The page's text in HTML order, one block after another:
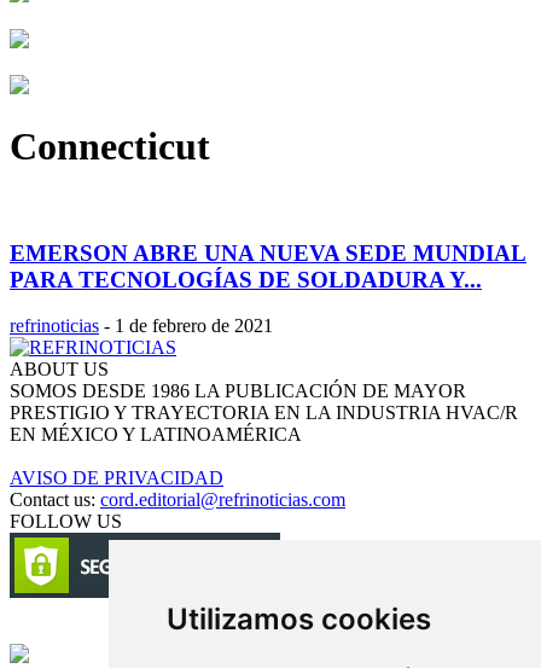
Utilizamos cookies
Connecticut
EMERSON ABRE UNA NUEVA SEDE MUNDIAL
PARA TECNOLOGÍAS DE SOLDADURA Y...
refrinoticias - 1 de febrero de 2021
ABOUT US
SOMOS DESDE 1986 LA PUBLICACIÓN DE MAYOR
PRESTIGIO Y TRAYECTORIA EN LA INDUSTRIA HVAC/R
EN MÉXICO Y LATINOAMÉRICA
AVISO DE PRIVACIDAD
Contact us: cord.editorial@refrinoticias.com
FOLLOW US
Circulación certificada